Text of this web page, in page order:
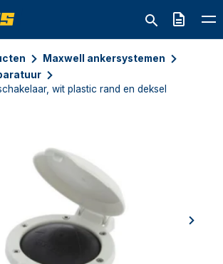
Offerte
Maxwell ankersystemen
wit plastic rand en deksel
next